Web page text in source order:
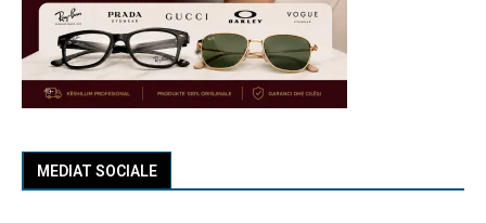
MEDIAT SOCIALE